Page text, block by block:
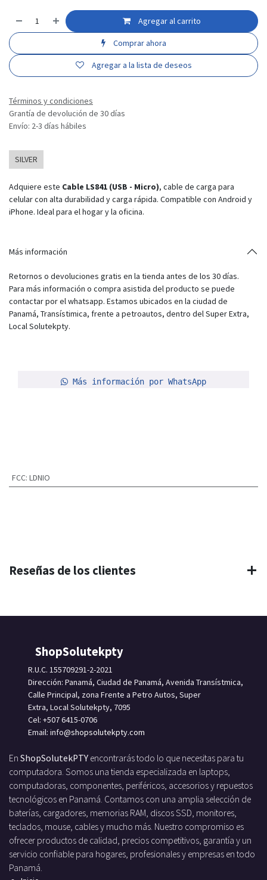
Agregar al carrito
Comprar ahora
Agregar a la lista de deseos
Términos y condiciones
Grantía de devolución de 30 días
Envío: 2-3 días hábiles
SILVER
Adquiere este Cable LS841 (USB - Micro), cable de carga para
celular con alta durabilidad y carga rápida. Compatible con Android y
iPhone. Ideal para el hogar y la oficina.
Más información
Retornos o devoluciones gratis en la tienda antes de los 30 días.
Para más información o compra asistida del producto se puede
contactar por el whatsapp. Estamos ubicados en la ciudad de
Panamá, Transístimica, frente a petroautos, dentro del Super Extra,
Local Solutekpty.
Más información por WhatsApp
FCC: LDNIO
Reseñas de los clientes
ShopSolutekpty
R.U.C. 155709291-2-2021
Dirección: Panamá, Ciudad de Panamá, Avenida Transístmica,
Calle Principal, zona Frente a Petro Autos, Super
Extra, Local Solutekpty, 7095
Cel: +507 6415-0706
Email: info@shopsolutekpty.com
En ShopSolutekPTY encontrarás todo lo que necesitas para tu
computadora. Somos una tienda especializada en laptops,
computadoras, componentes, periféricos, accesorios y repuestos
tecnológicos en Panamá. Contamos con una amplia selección de
baterías, cargadores, memorias RAM, discos SSD, monitores,
teclados, mouse, cables y mucho más. Nuestro compromiso es
ofrecer productos de calidad, precios competitivos, garantía y un
servicio confiable para hogares, profesionales y empresas en todo
Panamá.